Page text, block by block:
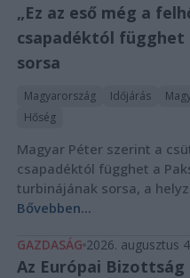
„Ez az eső még a
csapadéktól függhet
sorsa
Magyarország Időjárás
Hőség
Magyar Péter szerint a
csapadéktól függhet a
turbinájának sorsa, a
Bővebben...
GAZDASÁG 2026. augusztus
Az Európai